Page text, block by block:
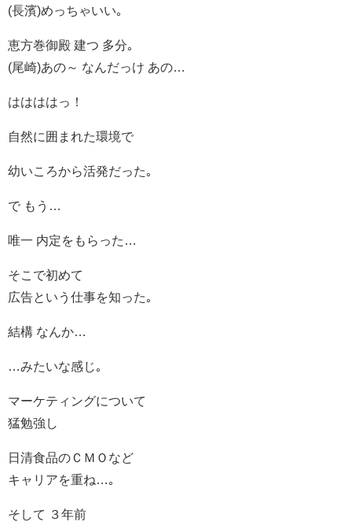
(長濱)めっちゃいい｡
恵方巻御殿 建つ 多分｡
(尾崎)あの～ なんだっけ あの…
ははははっ！
自然に囲まれた環境で
幼いころから活発だった｡
で もう…
唯一 内定をもらった…
そこで初めて
広告という仕事を知った｡
結構 なんか…
…みたいな感じ｡
マーケティングについて
猛勉強し
日清食品のＣＭＯなど
キャリアを重ね…｡
そして ３年前